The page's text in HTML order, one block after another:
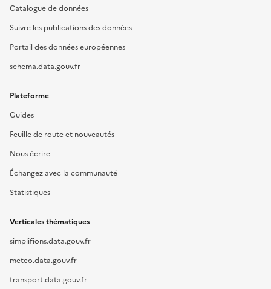
Catalogue de données
Suivre les publications des données
Portail des données européennes
schema.data.gouv.fr
Plateforme
Guides
Feuille de route et nouveautés
Nous écrire
Échangez avec la communauté
Statistiques
Verticales thématiques
simplifions.data.gouv.fr
meteo.data.gouv.fr
transport.data.gouv.fr